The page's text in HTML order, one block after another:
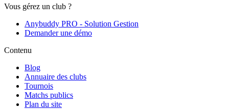
Vous gérez un club ?
Anybuddy PRO - Solution Gestion
Demander une démo
Contenu
Blog
Annuaire des clubs
Tournois
Matchs publics
Plan du site